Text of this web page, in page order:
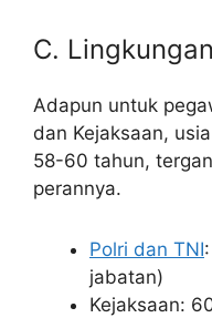
C.
Adapun untuk
dan Kejaksaan,
58-60 tahun,
perannya.
Polri dan TNI
jabatan)
Kejaksaan: